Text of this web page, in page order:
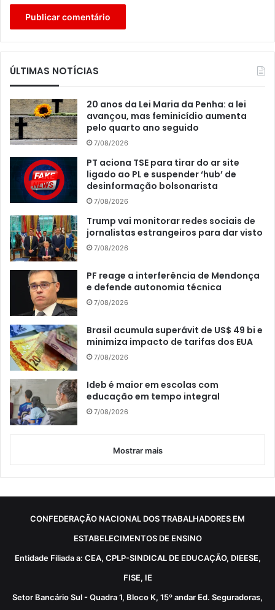
ÚLTIMAS NOTÍCIAS
20 anos da Lei Maria da Penha: a lei
avançou, mas feminicídio aumenta
pelo quarto ano seguido
7/08/2026
PT aciona TSE para tirar do ar site
ligado ao PL e suspender ‘hub’ de
desinformação bolsonarista
7/08/2026
Trump vai monitorar redes sociais de
jornalistas estrangeiros para dar visto
7/08/2026
PF reage a interferência de Mendonça
e defende autonomia técnica
7/08/2026
Brasil acumula superávit de US$ 49 bi e
minimiza impacto de tarifas dos EUA
7/08/2026
Ideb é maior em escolas com
educação em tempo integral
7/08/2026
Mostrar mais
CONFEDERAÇÃO NACIONAL DOS TRABALHADORES EM
ESTABELECIMENTOS DE ENSINO
Entidade Filiada a: CEA, CPLP-SINDICAL DE EDUCAÇÃO, DIEESE,
FISE, IE
Setor Bancário Sul - Quadra 1, Bloco K, 15º andar Ed. Seguradoras,